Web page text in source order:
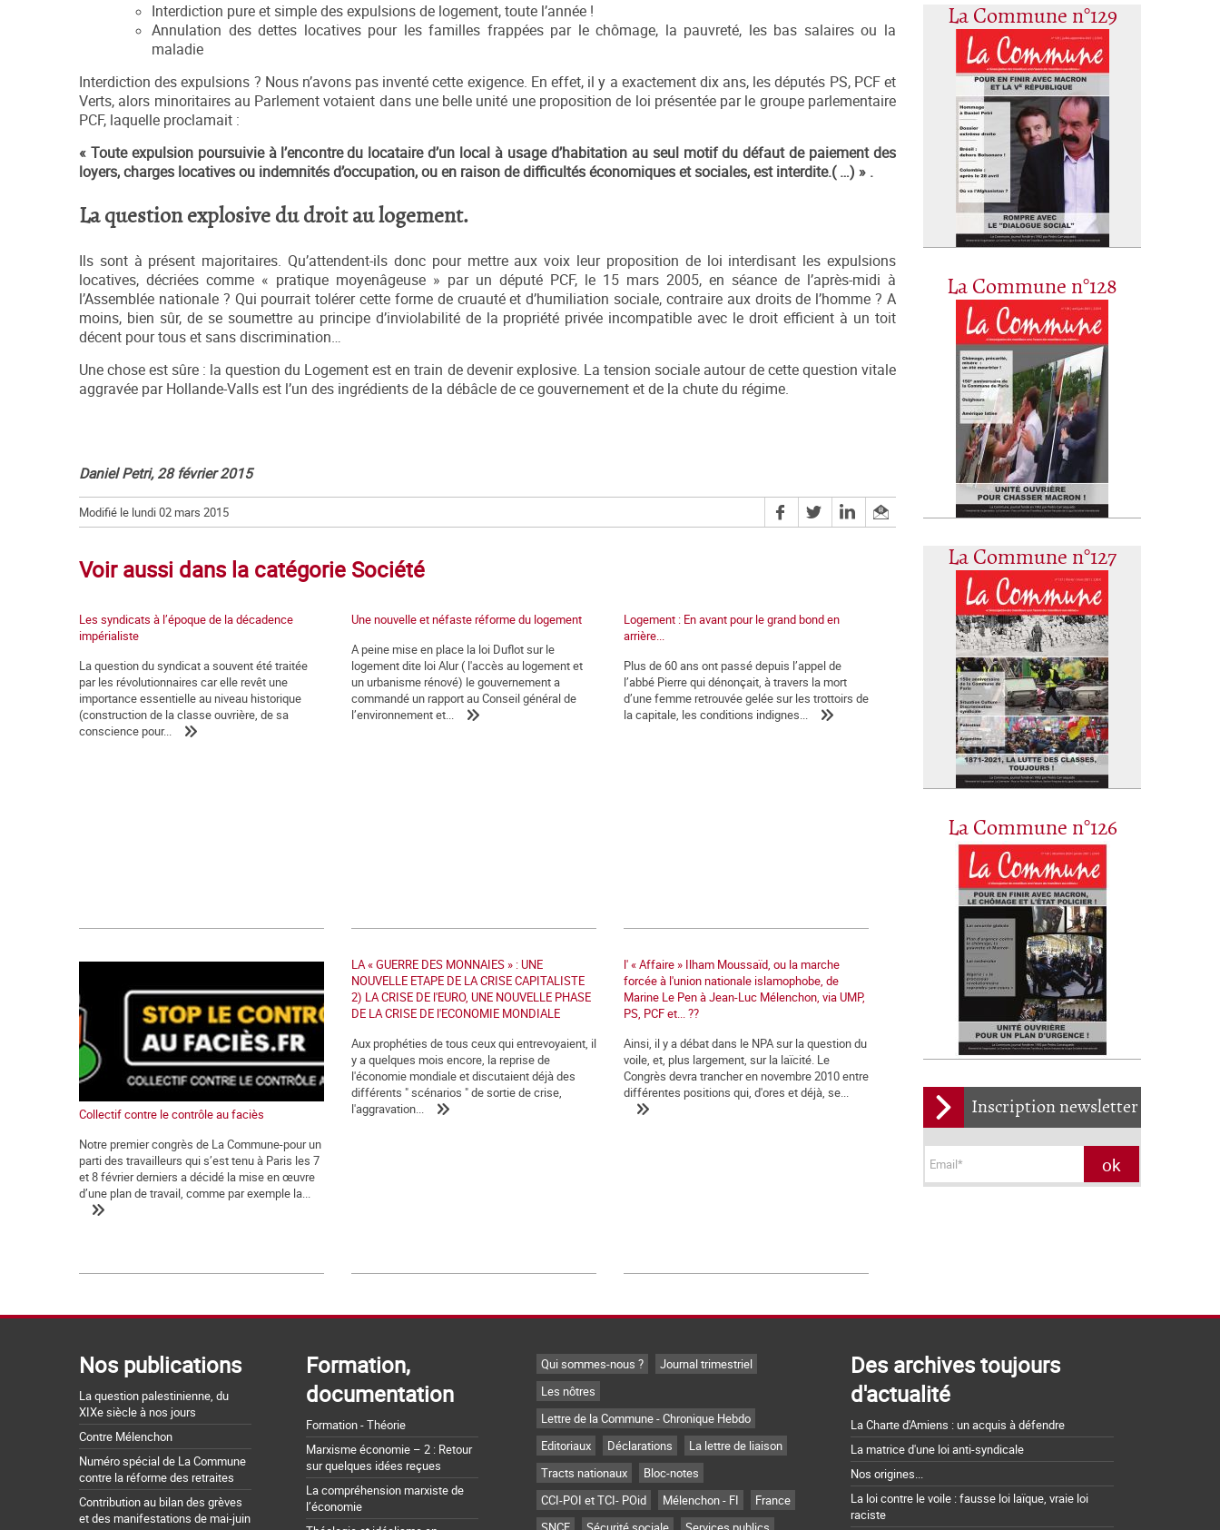
La Commune n°129
La Commune n°128
La Commune n°127
La Commune n°126
Inscription newsletter
Interdiction pure et simple des expulsions de logement, toute l’année !
Annulation des dettes locatives pour les familles frappées par le chômage, la pauvreté, les bas salaires ou la
maladie
Interdiction des expulsions ? Nous n’avons pas inventé cette exigence. En effet, il y a exactement dix ans, les députés PS, PCF et
Verts, alors minoritaires au Parlement votaient dans une belle unité une proposition de loi présentée par le groupe parlementaire
PCF, laquelle proclamait :
« Toute expulsion poursuivie à l’encontre du locataire d’un local à usage d’habitation au seul motif du défaut de paiement des
loyers, charges locatives ou indemnités d’occupation, ou en raison de difficultés économiques et sociales, est interdite.( …) » .
La question explosive du droit au logement.
Ils sont à présent majoritaires. Qu’attendent-ils donc pour mettre aux voix leur proposition de loi interdisant les expulsions
locatives, décriées comme « pratique moyenâgeuse » par un député PCF, le 15 mars 2005, en séance de l’après-midi à
l’Assemblée nationale ? Qui pourrait tolérer cette forme de cruauté et d’humiliation sociale, contraire aux droits de l’homme ? A
moins, bien sûr, de se soumettre au principe d’inviolabilité de la propriété privée incompatible avec le droit efficient à un toit
décent pour tous et sans discrimination…
Une chose est sûre : la question du Logement est en train de devenir explosive. La tension sociale autour de cette question vitale
aggravée par Hollande-Valls est l’un des ingrédients de la débâcle de ce gouvernement et de la chute du régime.
Daniel Petri, 28 février 2015
Modifié le lundi 02 mars 2015
Voir aussi dans la catégorie Société
Les syndicats à l’époque de la décadence
impérialiste
La question du syndicat a souvent été traitée
par les révolutionnaires car elle revêt une
importance essentielle au niveau historique
(construction de la classe ouvrière, de sa
conscience pour...
Une nouvelle et néfaste réforme du logement
A peine mise en place la loi Duflot sur le
logement dite loi Alur ( l'accès au logement et
un urbanisme rénové) le gouvernement a
commandé un rapport au Conseil général de
l’environnement et...
Logement : En avant pour le grand bond en
arrière...
Plus de 60 ans ont passé depuis l’appel de
l’abbé Pierre qui dénonçait, à travers la mort
d’une femme retrouvée gelée sur les trottoirs de
la capitale, les conditions indignes...
Collectif contre le contrôle au faciès
Notre premier congrès de La Commune-pour un
parti des travailleurs qui s’est tenu à Paris les 7
et 8 février derniers a décidé la mise en œuvre
d’une plan de travail, comme par exemple la...
LA « GUERRE DES MONNAIES » : UNE
NOUVELLE ETAPE DE LA CRISE CAPITALISTE
2) LA CRISE DE l'EURO, UNE NOUVELLE PHASE
DE LA CRISE DE l'ECONOMIE MONDIALE
Aux prophéties de tous ceux qui entrevoyaient, il
y a quelques mois encore, la reprise de
l'économie mondiale et discutaient déjà des
différents " scénarios " de sortie de crise,
l'aggravation...
l' « Affaire » Ilham Moussaïd, ou la marche
forcée à l'union nationale islamophobe, de
Marine Le Pen à Jean-Luc Mélenchon, via UMP,
PS, PCF et... ??
Ainsi, il y a débat dans le NPA sur la question du
voile, et, plus largement, sur la laïcité. Le
Congrès devra trancher en novembre 2010 entre
différentes positions qui, d'ores et déjà, se...
Nos publications
La question palestinienne, du
XIXe siècle à nos jours
Contre Mélenchon
Numéro spécial de La Commune
contre la réforme des retraites
Contribution au bilan des grèves
et des manifestations de mai-juin
Formation,
documentation
Formation - Théorie
Marxisme économie – 2 : Retour
sur quelques idées reçues
La compréhension marxiste de
l’économie
Qui sommes-nous ?
Journal trimestriel
Les nôtres
Lettre de la Commune - Chronique Hebdo
Editoriaux
Déclarations
La lettre de liaison
Tracts nationaux
Bloc-notes
CCI-POI et TCI- POid
Mélenchon - FI
France
Des archives toujours
d'actualité
La Charte d'Amiens : un acquis à défendre
La matrice d'une loi anti-syndicale
Nos origines...
La loi contre le voile : fausse loi laïque, vraie loi
raciste